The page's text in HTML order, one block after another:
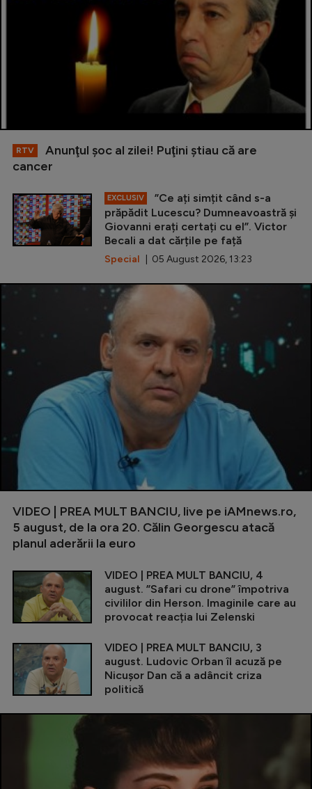
RTV
Anunţul şoc al zilei! Puţini ştiau că are
cancer
EXCLUSIV
”Ce ați simțit când s-a
prăpădit Lucescu? Dumneavoastră și
Giovanni erați certați cu el”. Victor
Becali a dat cărțile pe față
Special | 05 August 2026, 13:23
VIDEO | PREA MULT BANCIU, live pe iAMnews.ro,
5 august, de la ora 20. Călin Georgescu atacă
planul aderării la euro
VIDEO | PREA MULT BANCIU, 4
august. ”Safari cu drone” împotriva
civililor din Herson. Imaginile care au
provocat reacția lui Zelenski
VIDEO | PREA MULT BANCIU, 3
august. Ludovic Orban îl acuză pe
Nicușor Dan că a adâncit criza
politică